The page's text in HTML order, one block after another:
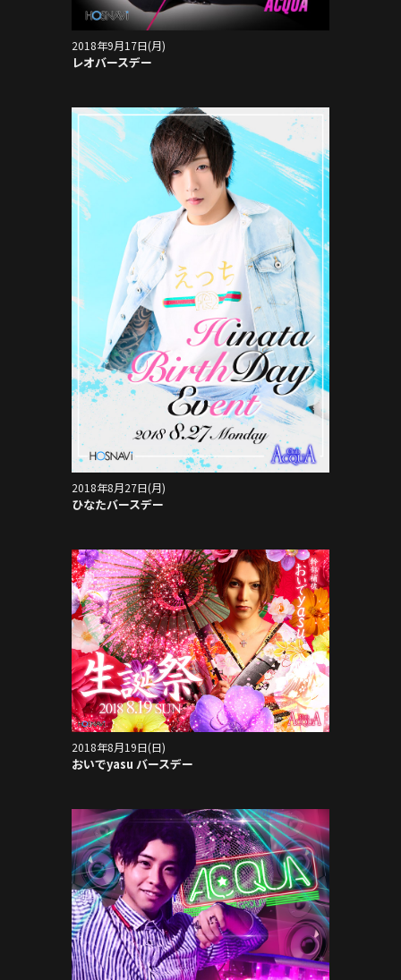
2018年9月17日(月)
レオバースデー
2018年8月27日(月)
ひなたバースデー
2018年8月19日(日)
おいでyasu バースデー